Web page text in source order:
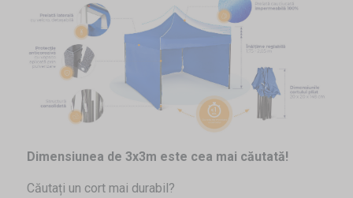
Dimensiunea de 3x3m este cea mai căutată!
Căutați un cort mai durabil?